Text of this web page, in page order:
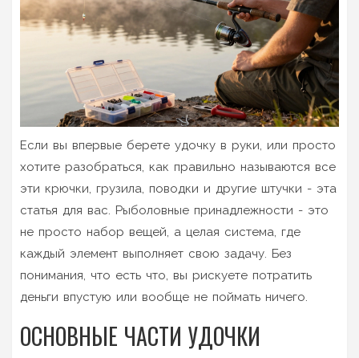
Если вы впервые берете удочку в руки, или просто
хотите разобраться, как правильно называются все
эти крючки, грузила, поводки и другие штучки - эта
статья для вас. Рыболовные принадлежности - это
не просто набор вещей, а целая система, где
каждый элемент выполняет свою задачу. Без
понимания, что есть что, вы рискуете потратить
деньги впустую или вообще не поймать ничего.
ОСНОВНЫЕ ЧАСТИ УДОЧКИ